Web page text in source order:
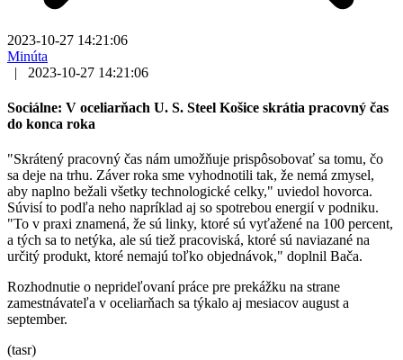
2023-10-27 14:21:06
Minúta
|
2023-10-27 14:21:06
Sociálne: V oceliarňach U. S. Steel Košice skrátia pracovný čas
do konca roka
"Skrátený pracovný čas nám umožňuje prispôsobovať sa tomu, čo
sa deje na trhu. Záver roka sme vyhodnotili tak, že nemá zmysel,
aby naplno bežali všetky technologické celky," uviedol hovorca.
Súvisí to podľa neho napríklad aj so spotrebou energií v podniku.
"To v praxi znamená, že sú linky, ktoré sú vyťažené na 100 percent,
a tých sa to netýka, ale sú tiež pracoviská, ktoré sú naviazané na
určitý produkt, ktoré nemajú toľko objednávok," doplnil Bača.
Rozhodnutie o neprideľovaní práce pre prekážku na strane
zamestnávateľa v oceliarňach sa týkalo aj mesiacov august a
september.
(tasr)